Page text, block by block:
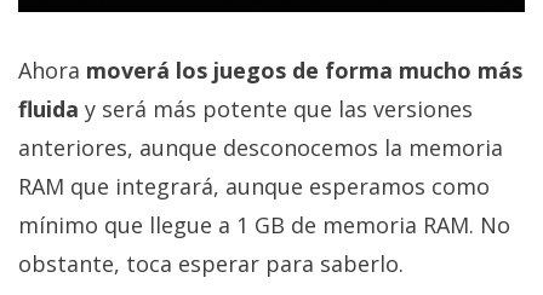
Ahora moverá los juegos de forma mucho más
fluida y será más potente que las versiones
anteriores, aunque desconocemos la memoria
RAM que integrará, aunque esperamos como
mínimo que llegue a 1 GB de memoria RAM. No
obstante, toca esperar para saberlo.